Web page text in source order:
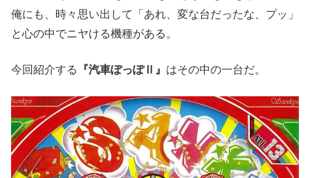
俺にも、時々思い出して「あれ、変な台だったな、プッ」
と心の中でニヤける機種がある。
今回紹介する 『汽車ぽっぽⅡ』 はその中の一台だ。